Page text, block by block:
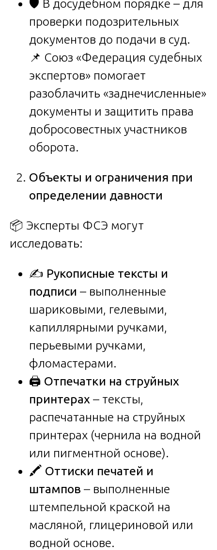
🛡️ В досудебном порядке – для
проверки подозрительных
документов до подачи в суд.
📌 Союз «Федерация судебных
экспертов» помогает
разоблачить «заднечисленные»
документы и защитить права
добросовестных участников
оборота.
Объекты и ограничения при
определении давности
📦 Эксперты ФСЭ могут
исследовать:
✍️ Рукописные тексты и
подписи – выполненные
шариковыми, гелевыми,
капиллярными ручками,
перьевыми ручками,
фломастерами.
🖨️ Отпечатки на струйных
принтерах – тексты,
распечатанные на струйных
принтерах (чернила на водной
или пигментной основе).
🖍️ Оттиски печатей и
штампов – выполненные
штемпельной краской на
масляной, глицериновой или
водной основе.